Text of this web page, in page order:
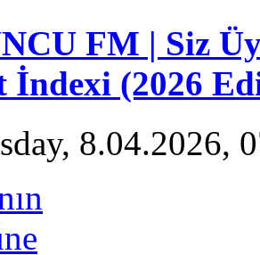
FM | Siz
İndexi (2026
8.04.2026,